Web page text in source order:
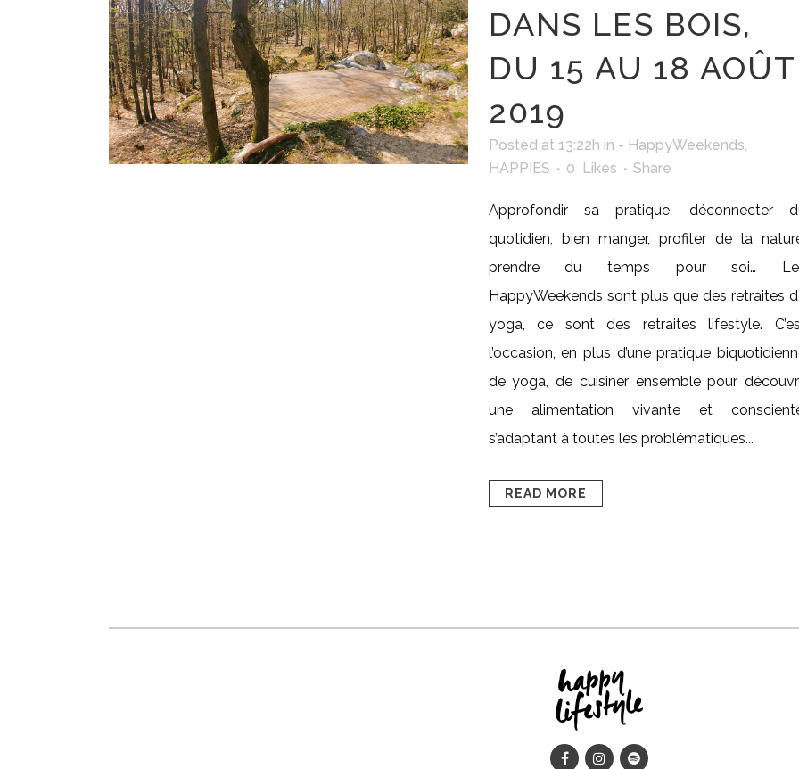
DANS LES BOIS,
DU 15 AU 18 AOÛT
2019
Posted at 13:22h in - HappyWeekends,
HAPPIES
0 Likes Share
Approfondir sa pratique, déconnecter
quotidien, bien manger, profiter de la
prendre du temps pour soi…
HappyWeekends sont plus que des retraites
yoga, ce sont des retraites lifestyle.
l’occasion, en plus d’une pratique
de yoga, de cuisiner ensemble pour
une alimentation vivante et
s’adaptant à toutes les problématiques...
READ MORE